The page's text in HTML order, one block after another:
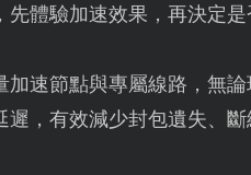
先體驗加速效果，再決定是
加速節點與專屬線路，無
，有效減少封包遺失、斷